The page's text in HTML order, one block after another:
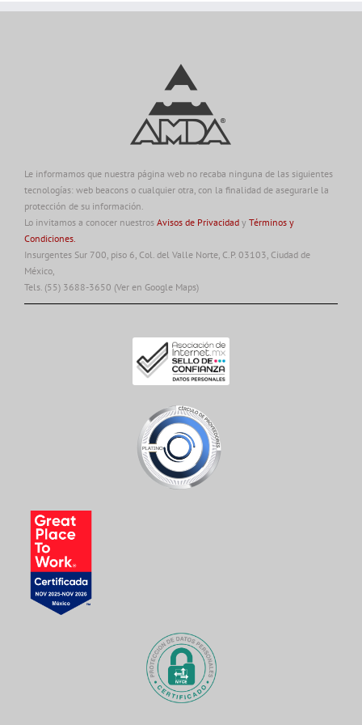
Le informamos que nuestra página web no recaba ninguna de las siguientes
tecnologías: web beacons o cualquier otra, con la finalidad de asegurarle la
protección de su información.
Lo invitamos a conocer nuestros Avisos de Privacidad y Términos y
Condiciones.
Insurgentes Sur 700, piso 6, Col. del Valle Norte, C.P. 03103, Ciudad de
México,
Tels. (55) 3688-3650 (Ver en Google Maps)